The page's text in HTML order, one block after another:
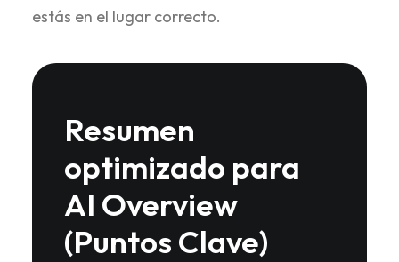
estás en el lugar correcto.
Resumen
optimizado para
AI Overview
(Puntos Clave)